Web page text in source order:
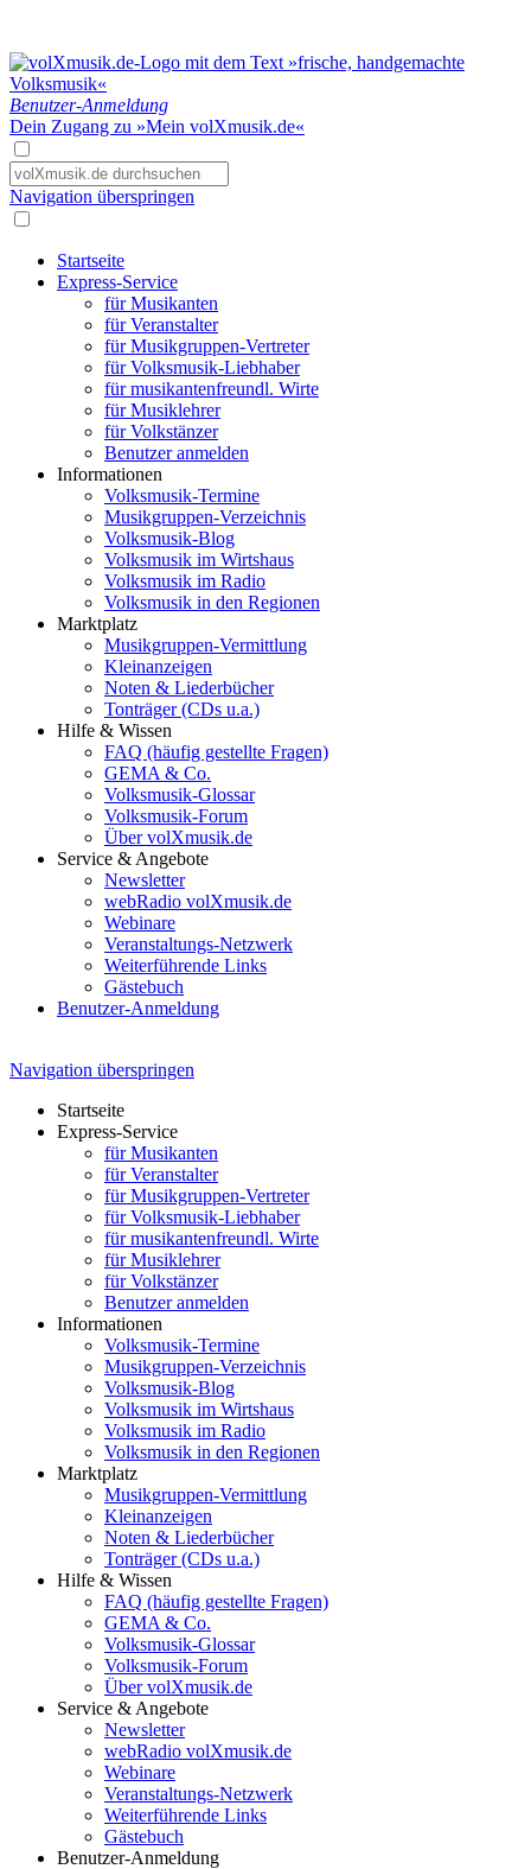
Benutzer-Anmeldung
Dein Zugang zu »Mein volXmusik.de«
Navigation überspringen
Startseite
Express-Service
für Musikanten
für Veranstalter
für Musikgruppen-Vertreter
für Volksmusik-Liebhaber
für musikantenfreundl. Wirte
für Musiklehrer
für Volkstänzer
Benutzer anmelden
Informationen
Volksmusik-Termine
Musikgruppen-Verzeichnis
Volksmusik-Blog
Volksmusik im Wirtshaus
Volksmusik im Radio
Volksmusik in den Regionen
Marktplatz
Musikgruppen-Vermittlung
Kleinanzeigen
Noten & Liederbücher
Tonträger (CDs u.a.)
Hilfe & Wissen
FAQ (häufig gestellte Fragen)
GEMA & Co.
Volksmusik-Glossar
Volksmusik-Forum
Über volXmusik.de
Service & Angebote
Newsletter
webRadio volXmusik.de
Webinare
Veranstaltungs-Netzwerk
Weiterführende Links
Gästebuch
Benutzer-Anmeldung
Navigation überspringen
Startseite
Express-Service
für Musikanten
für Veranstalter
für Musikgruppen-Vertreter
für Volksmusik-Liebhaber
für musikantenfreundl. Wirte
für Musiklehrer
für Volkstänzer
Benutzer anmelden
Informationen
Volksmusik-Termine
Musikgruppen-Verzeichnis
Volksmusik-Blog
Volksmusik im Wirtshaus
Volksmusik im Radio
Volksmusik in den Regionen
Marktplatz
Musikgruppen-Vermittlung
Kleinanzeigen
Noten & Liederbücher
Tonträger (CDs u.a.)
Hilfe & Wissen
FAQ (häufig gestellte Fragen)
GEMA & Co.
Volksmusik-Glossar
Volksmusik-Forum
Über volXmusik.de
Service & Angebote
Newsletter
webRadio volXmusik.de
Webinare
Veranstaltungs-Netzwerk
Weiterführende Links
Gästebuch
Benutzer-Anmeldung